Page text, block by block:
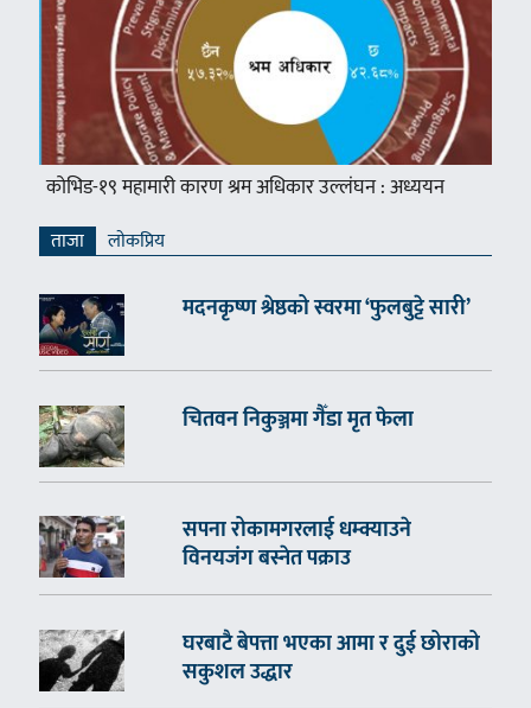
कोभिड-१९ महामारी कारण श्रम अधिकार उल्लंघन : अध्ययन
ताजा लाेकप्रिय
मदनकृष्ण श्रेष्ठको स्वरमा ‘फुलबुट्टे सारी’
चितवन निकुञ्जमा गैँडा मृत फेला
सपना रोकामगरलाई धम्क्याउने
विनयजंग बस्नेत पक्राउ
घरबाटै बेपत्ता भएका आमा र दुई छोराको
सकुशल उद्धार